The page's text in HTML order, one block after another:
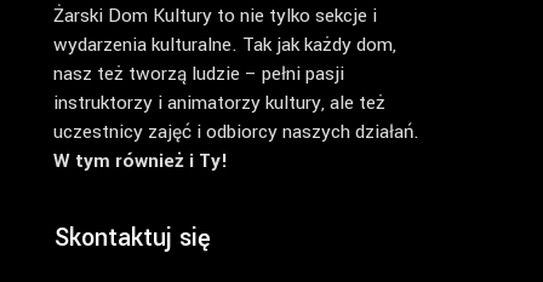
Żarski Dom Kultury to nie tylko sekcje i
wydarzenia kulturalne. Tak jak każdy dom,
nasz też tworzą ludzie – pełni pasji
instruktorzy i animatorzy kultury, ale też
uczestnicy zajęć i odbiorcy naszych działań.
W tym również i Ty!
Skontaktuj się